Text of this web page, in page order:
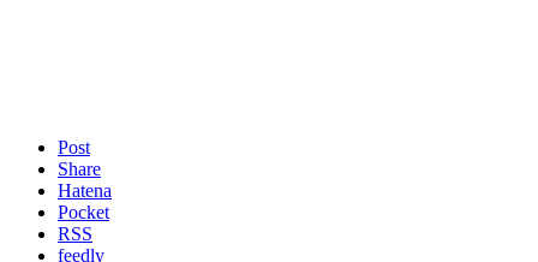
Post
Share
Hatena
Pocket
RSS
feedly